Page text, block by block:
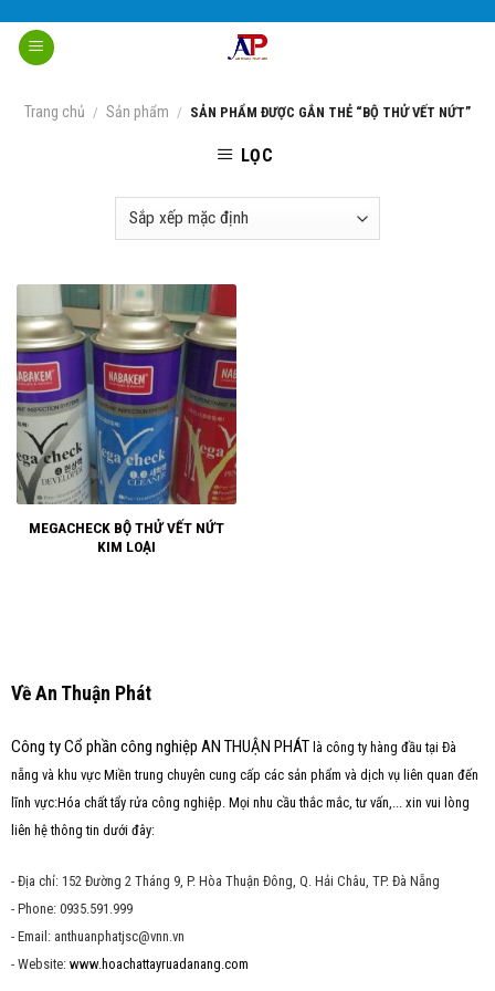
content
Trang chủ / Sản phẩm / SẢN PHẨM ĐƯỢC GẮN THẺ “BỘ THỬ VẾT NỨT”
LỌC
MEGACHECK BỘ THỬ VẾT NỨT
KIM LOẠI
Về An Thuận Phát
Công ty Cổ phần công nghiệp AN THUẬN PHÁT là công ty hàng đầu tại Đà
nẵng và khu vực Miền trung chuyên cung cấp các sản phẩm và dịch vụ liên quan đến
lĩnh vực:Hóa chất tẩy rửa công nghiệp. Mọi nhu cầu thắc mắc, tư vấn,... xin vui lòng
liên hệ thông tin dưới đây:
- Địa chỉ: 152 Đường 2 Tháng 9, P. Hòa Thuận Đông, Q. Hải Châu, TP. Đà Nẵng
- Phone: 0935.591.999
- Email: anthuanphatjsc@vnn.vn
- Website: www.hoachattayruadanang.com